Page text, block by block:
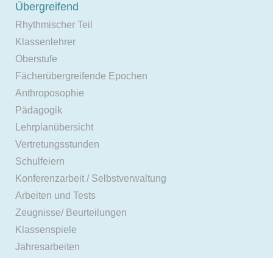
Übergreifend
Rhythmischer Teil
Klassenlehrer
Oberstufe
Fächerübergreifende Epochen
Anthroposophie
Pädagogik
Lehrplanübersicht
Vertretungsstunden
Schulfeiern
Konferenzarbeit / Selbstverwaltung
Arbeiten und Tests
Zeugnisse/ Beurteilungen
Klassenspiele
Jahresarbeiten